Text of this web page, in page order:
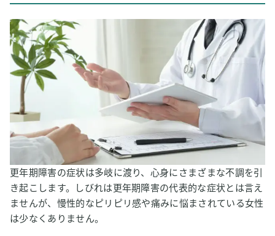
更年期障害の症状は多岐に渡り、心身にさまざまな不調を引
き起こします。しびれは更年期障害の代表的な症状とは言え
ませんが、慢性的なピリピリ感や痛みに悩まされている女性
は少なくありません。